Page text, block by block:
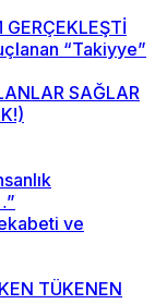
GERÇEKLEŞTİ
“Takiyye”
SAĞLAR
ve
TÜKENEN